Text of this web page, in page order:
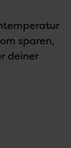
sparen,
deiner